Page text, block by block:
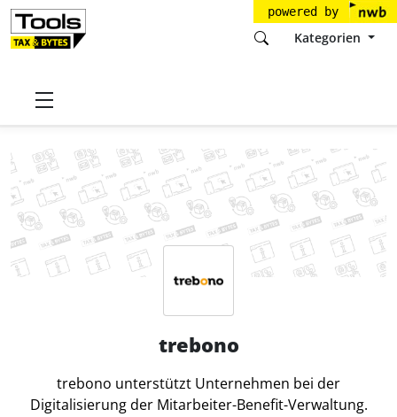
powered by
Kategorien
Startseite
trebono
trebono unterstützt Unternehmen bei der
Digitalisierung der Mitarbeiter-Benefit-Verwaltung.